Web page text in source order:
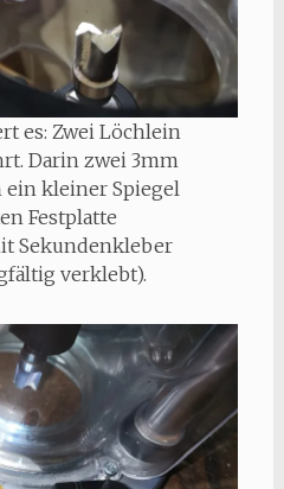
es: Zwei Löchlein
Darin zwei 3mm
ein kleiner Spiegel
Festplatte
Sekundenkleber
verklebt).